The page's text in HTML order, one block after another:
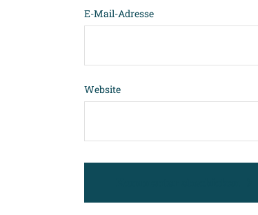
E-Mail-Adresse
Website